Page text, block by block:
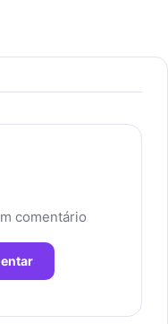
comentário